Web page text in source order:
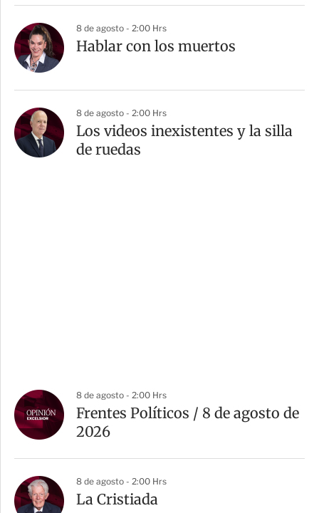
8 de agosto - 2:00 Hrs
Hablar con los muertos
8 de agosto - 2:00 Hrs
Los videos inexistentes y la silla
de ruedas
8 de agosto - 2:00 Hrs
Frentes Políticos / 8 de agosto de
2026
8 de agosto - 2:00 Hrs
La Cristiada